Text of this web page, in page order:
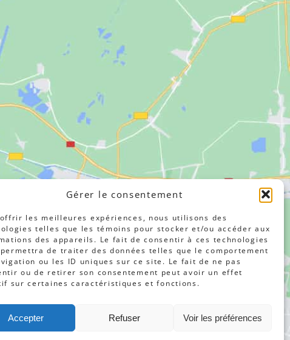
Gérer le consentement
les meilleures expériences, nous utilisons des
telles que les témoins pour stocker et/ou accéder aux
des appareils. Le fait de consentir à ces technologies
de traiter des données telles que le comportement
ou les ID uniques sur ce site. Le fait de ne pas
ou de retirer son consentement peut avoir un effet
sur certaines caractéristiques et fonctions.
Accepter Refuser Voir les préférences